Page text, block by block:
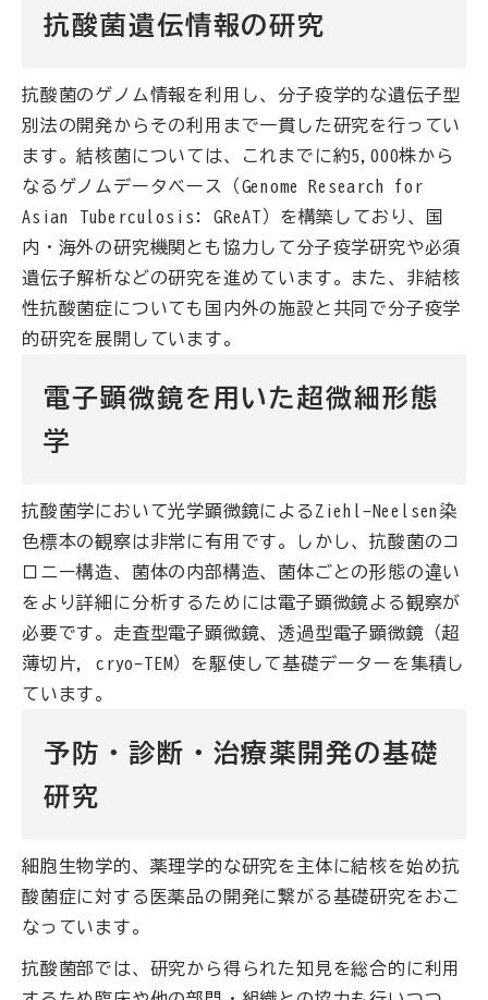
抗酸菌遺伝情報の研究
抗酸菌のゲノム情報を利用し、分子疫学的な遺伝子型
別法の開発からその利用まで一貫した研究を行ってい
ます。結核菌については、これまでに約5,000株から
なるゲノムデータベース（Genome Research for
Asian Tuberculosis: GReAT）を構築しており、国
内・海外の研究機関とも協力して分子疫学研究や必須
遺伝子解析などの研究を進めています。また、非結核
性抗酸菌症についても国内外の施設と共同で分子疫学
的研究を展開しています。
電子顕微鏡を用いた超微細形態
学
抗酸菌学において光学顕微鏡によるZiehl-Neelsen染
色標本の観察は非常に有用です。しかし、抗酸菌のコ
ロニー構造、菌体の内部構造、菌体ごとの形態の違い
をより詳細に分析するためには電子顕微鏡よる観察が
必要です。走査型電子顕微鏡、透過型電子顕微鏡（超
薄切片, cryo-TEM）を駆使して基礎データーを集積し
ています。
予防・診断・治療薬開発の基礎
研究
細胞生物学的、薬理学的な研究を主体に結核を始め抗
酸菌症に対する医薬品の開発に繋がる基礎研究をおこ
なっています。
抗酸菌部では、研究から得られた知見を総合的に利用